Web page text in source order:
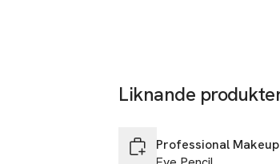
Liknande
25% vid köp över 200kr
NYX Professional Makeup